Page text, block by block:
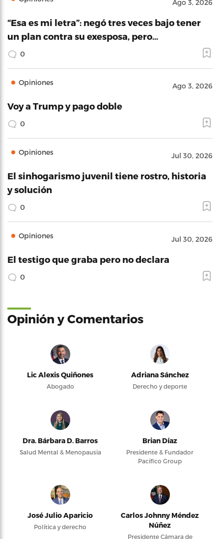
Ago 3, 2026
“Esa es mi letra”: negó tres veces bajo tener
un plan contra su exesposa, pero…
0
Opiniones Ago 3, 2026
Voy a Trump y pago doble
0
Opiniones Jul 30, 2026
El sinhogarismo juvenil tiene rostro, historia
y solución
0
Opiniones Jul 30, 2026
El testigo que graba pero no declara
0
Opinión y Comentarios
Lic Alexis Quiñones
Abogado
Adriana Sánchez
Derecho y deporte
Dra. Bárbara D. Barros
Salud Mental & Menopausia
Brian Díaz
Presidente & Fundador
Pacifico Group
José Julio Aparicio
Política y derecho
Carlos Johnny Méndez
Núñez
Presidente Cámara de